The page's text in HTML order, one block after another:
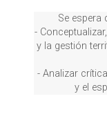
Se espera
-
y la gestión
- Analizar
y el